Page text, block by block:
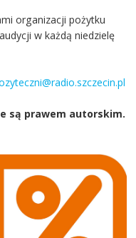
organizacji pożytku
w każdą niedzielę
są prawem autorskim.